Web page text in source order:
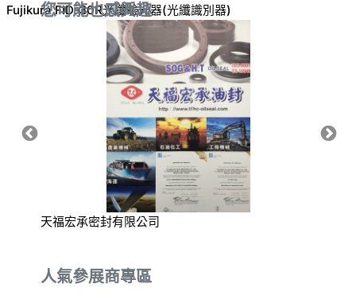
Fujikura FID-30R光纖驗光器(光纖識別器)
您可能也感興趣
天福宏承密封有限公司
人氣參展商專區